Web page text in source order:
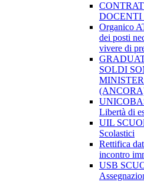
DOCENTI
Organico
dei posti
vivere di
SOLDI
Libertà di
UIL
Scolastici
Rettifica
incontro
USB